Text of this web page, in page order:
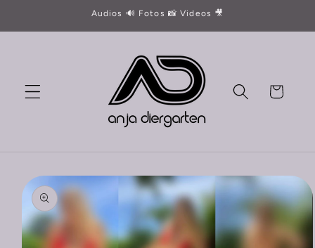
Inhalt
Audios 🔊 Fotos 📸 Videos 🎥
Warenkorb